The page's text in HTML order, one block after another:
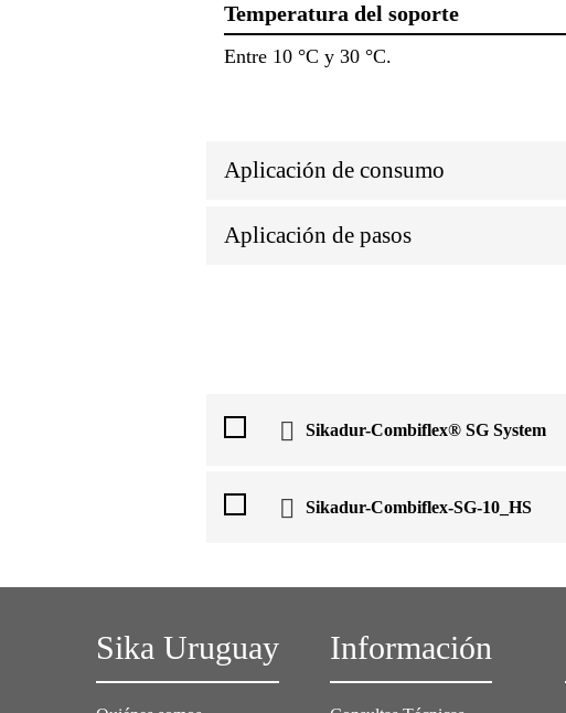
Temperatura del soporte
Entre 10 °C y 30 °C.
Aplicación de consumo
Aplicación de pasos
Sikadur-Combiflex® SG System
Sikadur-Combiflex-SG-10_HS
Sika Uruguay Información